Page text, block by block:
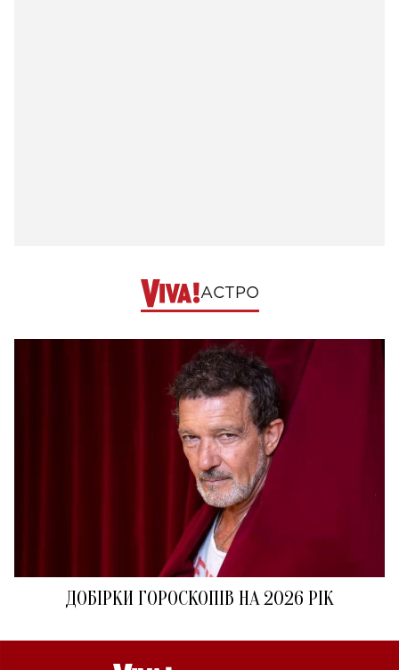
АСТРО
ДОБІРКИ ГОРОСКОПІВ НА 2026 РІК